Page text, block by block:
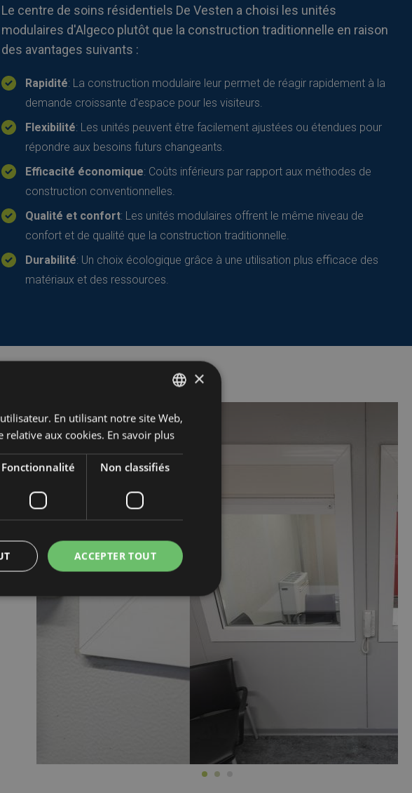
Le centre de soins résidentiels De Vesten a choisi les unités
modulaires d'Algeco plutôt que la construction traditionnelle en raison
des avantages suivants :
Rapidité: La construction modulaire leur permet de réagir rapidement à la
demande croissante d'espace pour les visiteurs.
Flexibilité: Les unités peuvent être facilement ajustées ou étendues pour
répondre aux besoins futurs changeants.
Efficacité économique: Coûts inférieurs par rapport aux méthodes de
construction conventionnelles.
Qualité et confort: Les unités modulaires offrent le même niveau de
confort et de qualité que la construction traditionnelle.
Durabilité: Un choix écologique grâce à une utilisation plus efficace des
matériaux et des ressources.
DUTCH
FRENCH
ENGLISH
×
En utilisant notre site Web,
relative aux cookies. En savoir plus
Fonctionnalité Non classifiés
ACCEPTER TOUT